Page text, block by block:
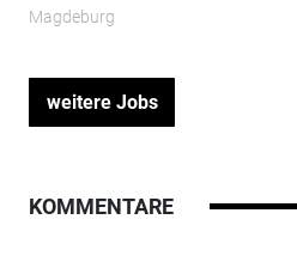
Magdeburg
weitere Jobs
KOMMENTARE